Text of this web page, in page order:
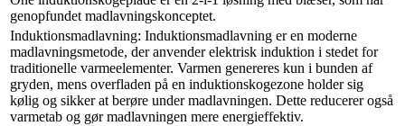
genopfundet madlavningskonceptet.
Induktionsmadlavning: Induktionsmadlavning er en moderne
madlavningsmetode, der anvender elektrisk induktion i stedet for
traditionelle varmeelementer. Varmen genereres kun i bunden af
gryden, mens overfladen på en induktionskogezone holder sig
kølig og sikker at berøre under madlavningen. Dette reducerer også
varmetab og gør madlavningen mere energieffektiv.